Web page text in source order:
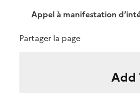
Appel à manifestation
Partager la page
Add